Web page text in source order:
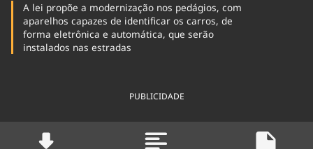
A lei propõe a modernização nos pedágios, com
aparelhos capazes de identificar os carros, de
forma eletrônica e automática, que serão
instalados nas estradas
PUBLICIDADE